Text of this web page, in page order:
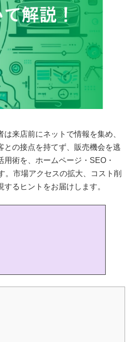
来店前にネットで情報を集め、
との接点を持てず、販売機会を逃
術を、ホームページ・SEO・
市場アクセスの拡大、コスト削
るヒントをお届けします。